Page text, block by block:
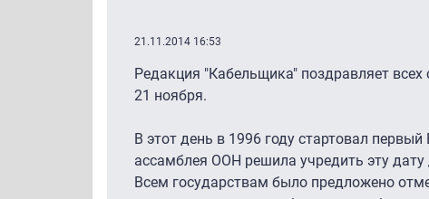
21.11.2014 16:53
Редакция "Кабельщика" поздравляет
21 ноября.
В этот день в 1996 году стартовал
ассамблея ООН решила учредить эту
Всем государствам было предложено